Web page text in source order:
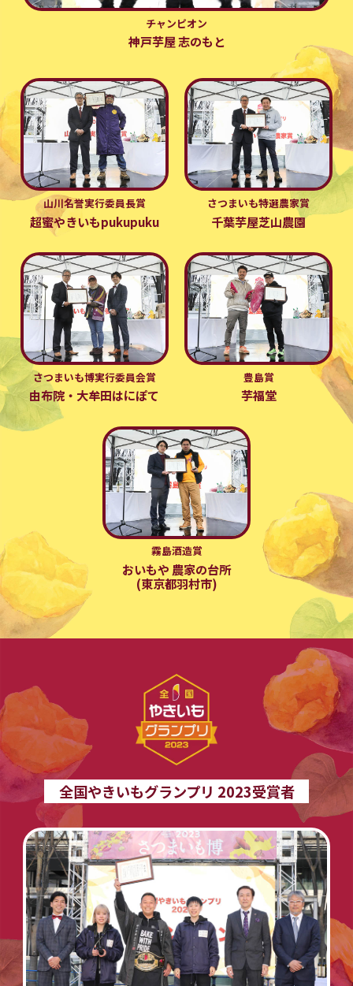
チャンピオン
神戸芋屋 志のもと
山川名誉実行委員長賞
超蜜やきいもpukupuku
さつまいも特選農家賞
千葉芋屋芝山農園
さつまいも博実行委員会賞
由布院・大牟田はにぽて
豊島賞
芋福堂
霧島酒造賞
おいもや 農家の台所
(東京都羽村市)
全国やきいもグランプリ 2023受賞者